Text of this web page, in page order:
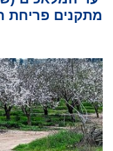
מתקנים פריחת